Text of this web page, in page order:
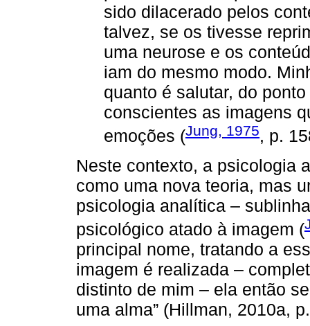
sido dilacerado pelos
talvez, se os tivesse
uma neurose e os
iam do mesmo modo.
quanto é salutar, do
conscientes as imagens
emoções (Jung, 1975, p.
Neste contexto, a psicologia
como uma nova teoria, mas
psicologia analítica –
psicológico atado à imagem (
principal nome, tratando a
imagem é realizada –
distinto de mim – ela então
uma alma” (Hillman, 2010a,